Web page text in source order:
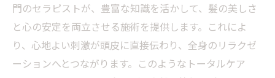
門のセラピストが、豊富な知識を活かして、髪の美しさ
と心の安定を両立させる施術を提供します。これによ
り、心地よい刺激が頭皮に直接伝わり、全身のリラクゼ
ーションへとつながります。このようなトータルケア